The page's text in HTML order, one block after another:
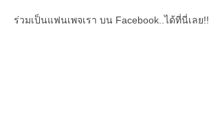
ร่วมเป็นแฟนเพจเรา บน Facebook..ได้ที่นี่เลย!!